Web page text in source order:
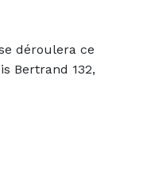
déroulera ce
Bertrand 132,